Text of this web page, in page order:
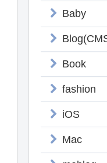
Baby
Book
fashion
iOS
Mac